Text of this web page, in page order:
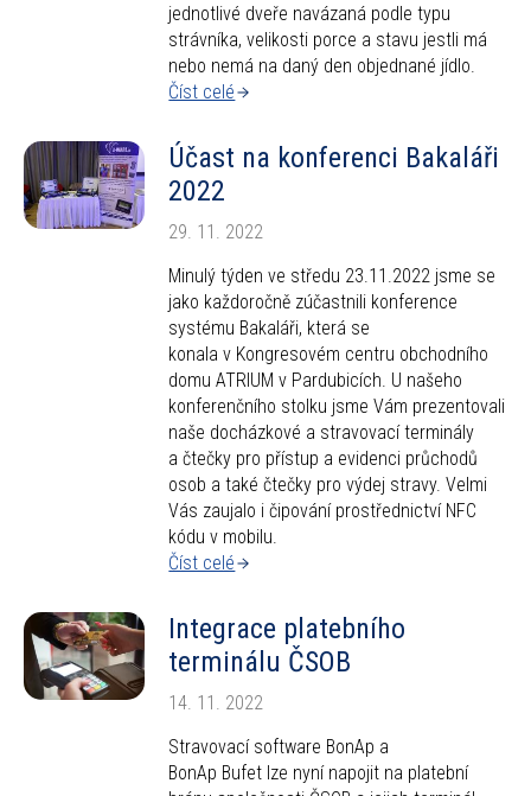
jednotlivé dveře navázaná podle typu
strávníka, velikosti porce a stavu jestli má
nebo nemá na daný den objednané jídlo.
Číst celé
Účast na konferenci Bakaláři
2022
29. 11. 2022
Minulý týden ve středu 23.11.2022 jsme se
jako každoročně zúčastnili konference
systému Bakaláři, která se
konala v Kongresovém centru obchodního
domu ATRIUM v Pardubicích. U našeho
konferenčního stolku jsme Vám prezentovali
naše docházkové a stravovací terminály
a čtečky pro přístup a evidenci průchodů
osob a také čtečky pro výdej stravy. Velmi
Vás zaujalo i čipování prostřednictví NFC
kódu v mobilu.
Číst celé
Integrace platebního
terminálu ČSOB
14. 11. 2022
Stravovací software BonAp a
BonAp Bufet lze nyní napojit na platební